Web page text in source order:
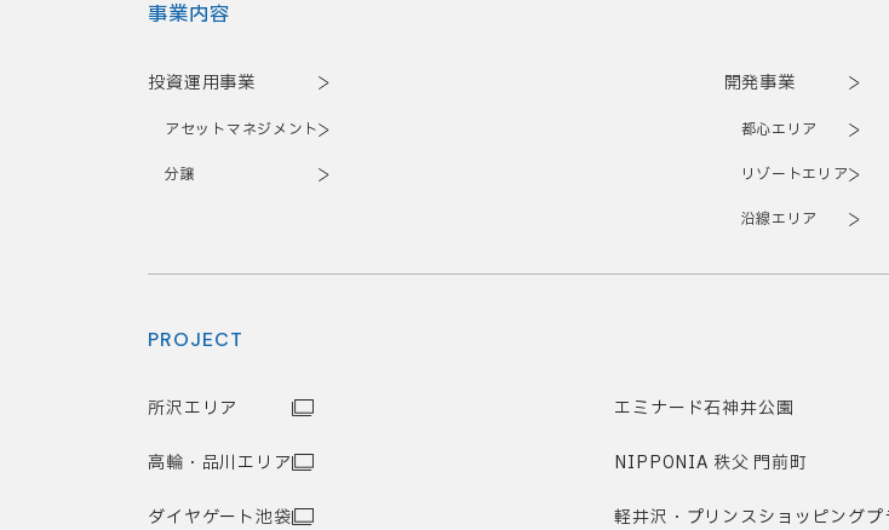
事業内容
投資運用事業
アセットマネジメント
分譲
開発事業
都心エリア
リゾートエリア
沿線エリア
PROJECT
所沢エリア
高輪・品川エリア
ダイヤゲート池袋
エミナード石神井公園
NIPPONIA 秩父 門前町
軽井沢・プリンスショッピングプ